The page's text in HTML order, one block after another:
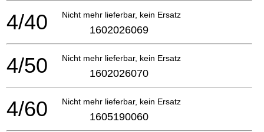
Nicht mehr lieferbar, kein Ersatz
4/40 1602026069
Nicht mehr lieferbar, kein Ersatz
4/50 1602026070
Nicht mehr lieferbar, kein Ersatz
4/60 1605190060